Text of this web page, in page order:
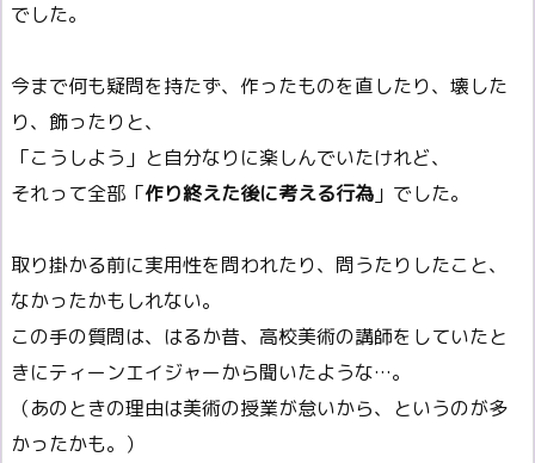
でした。
今まで何も疑問を持たず、作ったものを直したり、壊した
り、飾ったりと、
「こうしよう」と自分なりに楽しんでいたけれど、
それって全部「作り終えた後に考える行為 」でした。
取り掛かる前に実用性を問われたり、問うたりしたこと、
なかったかもしれない。
この手の質問は、はるか昔、高校美術の講師をしていたと
きにティーンエイジャーから聞いたような…。
（あのときの理由は美術の授業が怠いから、というのが多
かったかも。）